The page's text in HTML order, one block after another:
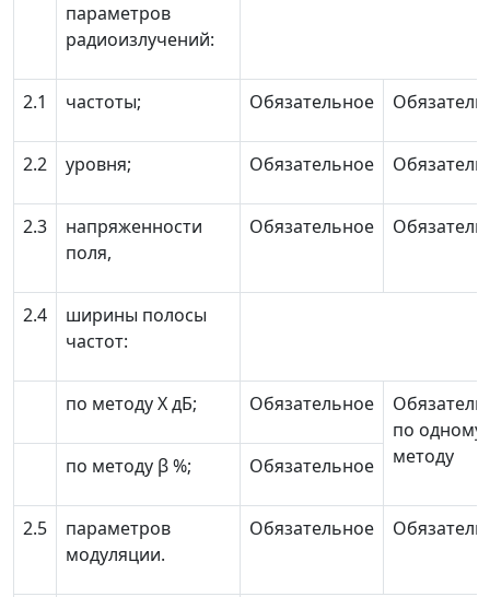
параметров
радиоизлучений:
2.1 частоты; Обязательное
2.2 уровня; Обязательное
2.3
напряженности
поля,
Обязательное
2.4
ширины полосы
частот:
по методуХдБ; Обязательное
по одному
методу
по методу β%; Обязательное
2.5
параметров
модуляции.
Обязательное